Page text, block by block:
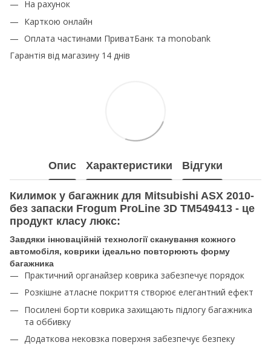
На рахунок
Карткою онлайн
Оплата частинами ПриватБанк та monobank
Гарантія від магазину 14 днів
Опис Характеристики Відгуки
Килимок у багажник для Mitsubishi ASX 2010-
без запаски Frogum ProLine 3D TM549413 - це
продукт класу люкс:
Завдяки інноваційній технології сканування кожного
автомобіля, коврики ідеально повторюють форму
багажника
Практичний органайзер коврика забезпечує порядок
Розкішне атласне покриття створює елегантний ефект
Посилені борти коврика захищають підлогу багажника
та оббивку
Додаткова нековзка поверхня забезпечує безпеку